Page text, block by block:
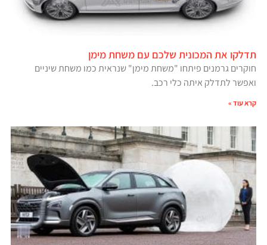
תדלקו את המכונית שלכם עם משחת מימן
חוקרים גרמנים פיתחו "משחת מימן" שנראית כמו משחת שיניים
ואפשר לתדלק איתה כלי רכב.
קרא עוד »